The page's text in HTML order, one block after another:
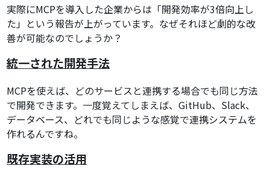
実際にMCPを導入した企業からは「開発効率が3倍向上し
た」という報告が上がっています。なぜそれほど劇的な改
善が可能なのでしょうか？
統一された開発手法
MCPを使えば、どのサービスと連携する場合でも同じ方法
で開発できます。一度覚えてしまえば、GitHub、Slack、
データベース、どれでも同じような感覚で連携システムを
作れるんですね。
既存実装の活用